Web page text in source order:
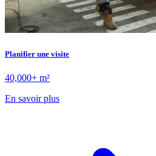
Planifier une visite
40,000+ m²
En savoir plus